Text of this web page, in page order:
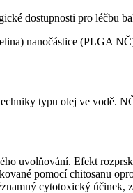
dostupnosti pro léčbu
nanočástice (PLGA
typu olej ve vodě.
uvolňování. Efekt
pomocí chitosanu
cytotoxický účinek,